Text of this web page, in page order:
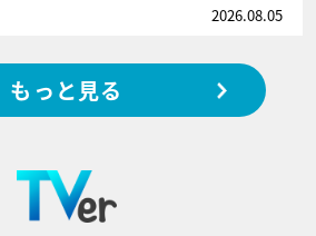
2026.08.05
もっと見る